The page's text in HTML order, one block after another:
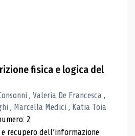
fisica e logica del
, Valeria De Francesca ,
, Marcella Medici , Katia Toia
2
recupero dell’informazione